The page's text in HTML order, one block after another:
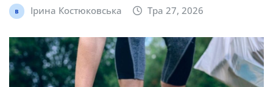
Ірина Костюковська Тра 27, 2026